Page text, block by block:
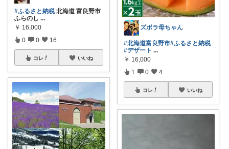
#ふるさと納税北海道 富良野市
ふらのし ...
￥ 16,000
0 0 16
コレ いいね
ズボラ母ちゃん
#北海道富良野市#ふるさと納税
#デザート ...
￥ 16,000
1 0 4
コレ いいね